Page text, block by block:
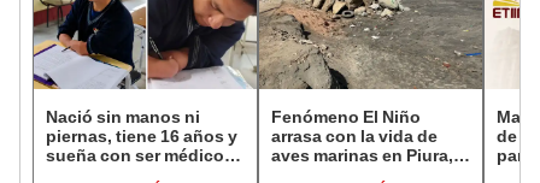
Nació sin manos ni
piernas, tiene 16 años y
sueña con ser médico:
Fenómeno El Niño
arrasa con la vida de
aves marinas en Piura,
de